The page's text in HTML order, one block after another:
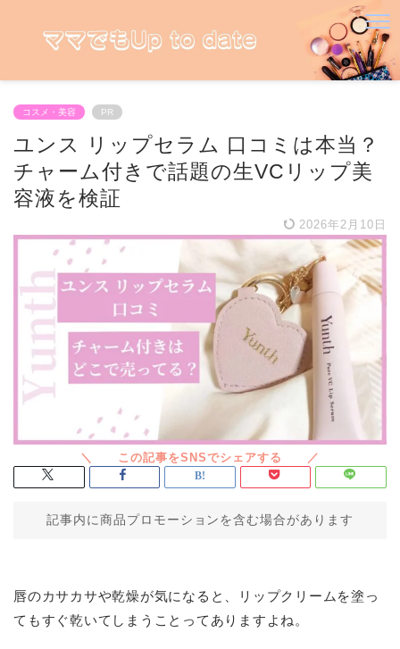
コスメ・美容 PR
ユンス リップセラム 口コミは本当？
チャーム付きで話題の生VCリップ美
容液を検証
2026年2月10日
記事内に商品プロモーションを含む場合があります
唇のカサカサや乾燥が気になると、リップクリームを塗っ
てもすぐ乾いてしまうことってありますよね。